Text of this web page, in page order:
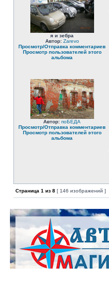
я и зебра
Автор: Zarevo
Просмотр/Отправка комментариев
Просмотр пользователей этого
альбома
Автор: поБЕДА
Просмотр/Отправка комментариев
Просмотр пользователей этого
альбома
Страница 1 из 8 [ 146 изображений ]